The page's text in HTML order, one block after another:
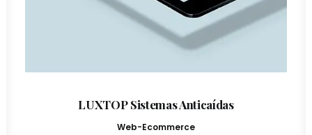
LUXTOP Sistemas Anticaídas
Web-Ecommerce